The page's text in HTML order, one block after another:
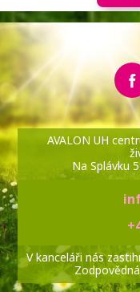
AVALON UH
Na Splávku
V kanceláři nás